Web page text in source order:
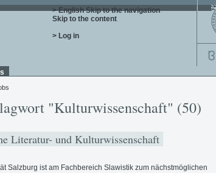
> English Skip to the navigation.
Skip to the content.
> Log in
"Kulturwissenschaft" (50)
Literatur- und Kulturwissenschaft
Salzburg ist am Fachbereich Slawistik zum nächstmöglichen